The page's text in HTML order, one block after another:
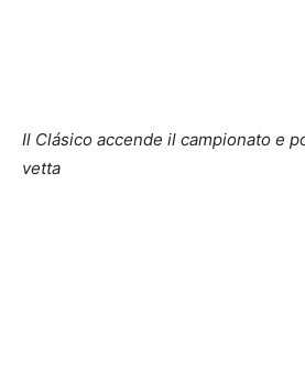
Il Clásico accende il campionato e
vetta